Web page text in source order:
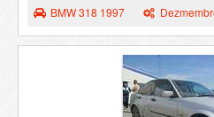
BMW 318 1997